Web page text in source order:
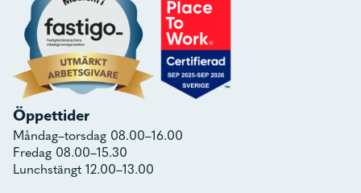
Öppettider
Måndag–torsdag 08.00–16.00
Fredag 08.00–15.30
Lunchstängt 12.00–13.00